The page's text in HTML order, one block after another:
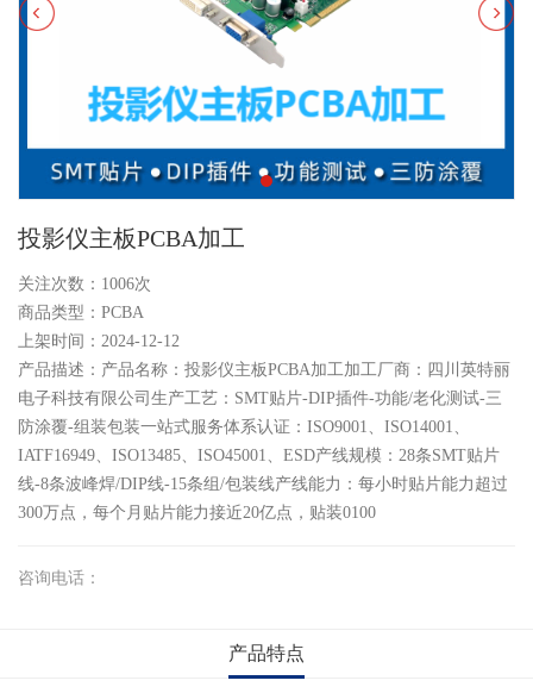
投影仪主板PCBA加工
关注次数： 1006次
商品类型：PCBA
上架时间：2024-12-12
产品描述：产品名称：投影仪主板PCBA加工加工厂商：四川英特丽
电子科技有限公司生产工艺：SMT贴片-DIP插件-功能/老化测试-三
防涂覆-组装包装一站式服务体系认证：ISO9001、ISO14001、
IATF16949、ISO13485、ISO45001、ESD产线规模：28条SMT贴片
线-8条波峰焊/DIP线-15条组/包装线产线能力：每小时贴片能力超过
300万点，每个月贴片能力接近20亿点，贴装0100
咨询电话：
产品特点